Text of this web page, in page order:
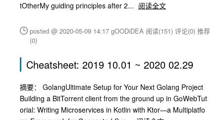
tOtherMy guiding principles after 2... 阅读全文
posted @ 2020-05-09 14:17 gOODiDEA 阅读(151) 评论(0) 推荐
(0)
Cheatsheet: 2019 10.01 ~ 2020 02.29
摘要： GolangUltimate Setup for Your Next Golang Project
Building a BitTorrent client from the ground up in GoWebTut
orial: Writing Microservices in Kotlin with Ktor—a Multiplatfo